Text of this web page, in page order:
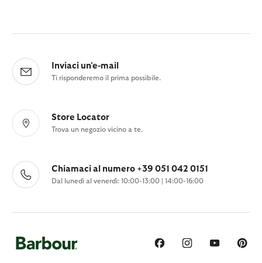
Inviaci un'e-mail
Ti risponderemo il prima possibile.
Store Locator
Trova un negozio vicino a te.
Chiamaci al numero +39 051 042 0151
Dal lunedì al venerdì: 10:00-13:00 | 14:00-16:00